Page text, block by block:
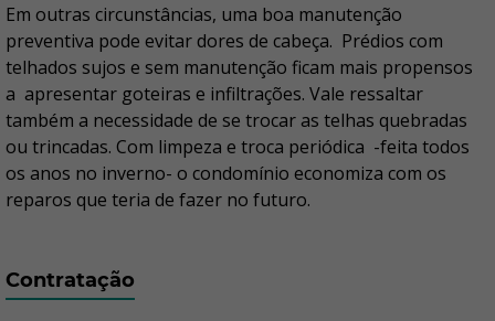
Em outras circunstâncias, uma boa manutenção
preventiva pode evitar dores de cabeça. Prédios com
telhados sujos e sem manutenção ficam mais propensos
a apresentar goteiras e infiltrações. Vale ressaltar
também a necessidade de se trocar as telhas quebradas
ou trincadas. Com limpeza e troca periódica -feita todos
os anos no inverno- o condomínio economiza com os
reparos que teria de fazer no futuro.
Contratação